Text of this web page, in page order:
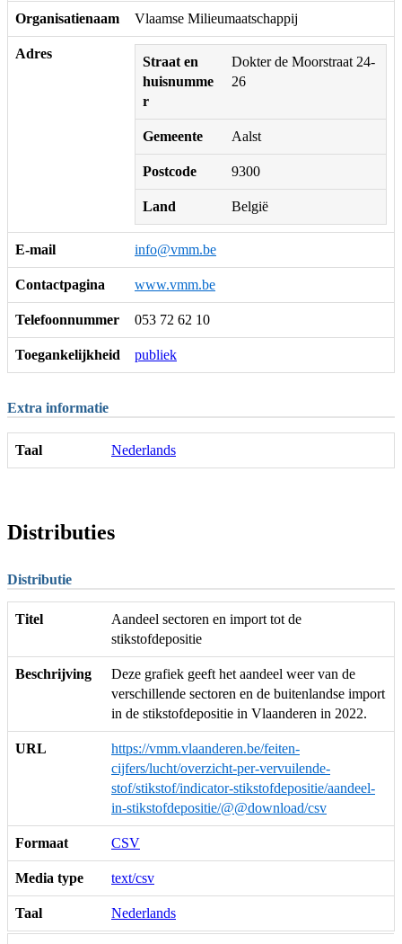
Organisatienaam Vlaamse Milieumaatschappij
Adres
Straat en
huisnumme
r
Dokter de Moorstraat 24-
26
Gemeente Aalst
Postcode 9300
Land België
E-mail info@vmm.be
Contactpagina www.vmm.be
Telefoonnummer 053 72 62 10
Toegankelijkheid publiek
Extra informatie
Taal Nederlands
Distributies
Distributie
Titel
Aandeel sectoren en import tot de
stikstofdepositie
Beschrijving
Deze grafiek geeft het aandeel weer van de
verschillende sectoren en de buitenlandse import
in de stikstofdepositie in Vlaanderen in 2022.
URL
https://vmm.vlaanderen.be/feiten-
cijfers/lucht/overzicht-per-vervuilende-
stof/stikstof/indicator-stikstofdepositie/aandeel-
in-stikstofdepositie/@@download/csv
Formaat CSV
Media type text/csv
Taal Nederlands